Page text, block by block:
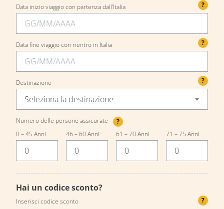
Data inizio viaggio con partenza dall'Italia ?
Data fine viaggio con rientro in Italia ?
?
Destinazione
Seleziona la destinazione
Numero delle persone assicurate
?
0 – 45 Anni
46 – 60 Anni 61 – 70 Anni 71 – 75 Anni
Hai un codice sconto?
Inserisci codice sconto ?